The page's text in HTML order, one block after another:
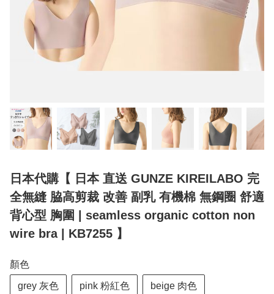
日本代購【 日本 直送 GUNZE KIREILABO 完
全無縫 脇高剪裁 改善 副乳 有機棉 無鋼圈 舒適
背心型 胸圍 | seamless organic cotton non
wire bra | KB7255 】
顏色
grey 灰色 pink 粉紅色 beige 肉色